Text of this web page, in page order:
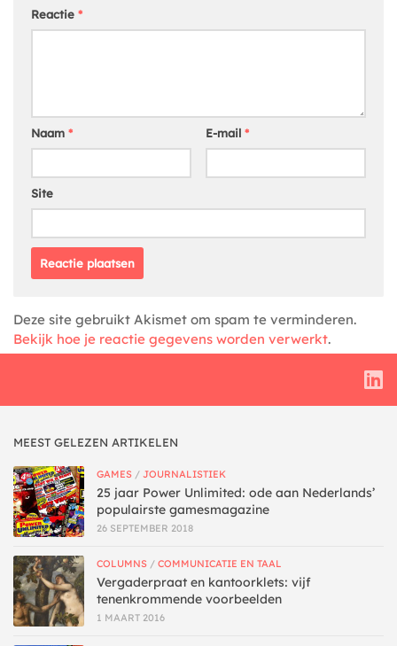
Reactie *
Naam * E-mail *
Site
Deze site gebruikt Akismet om spam te verminderen.
Bekijk hoe je reactie gegevens worden verwerkt.
MEEST GELEZEN ARTIKELEN
GAMES / JOURNALISTIEK
25 jaar Power Unlimited: ode aan Nederlands’
populairste gamesmagazine
26 SEPTEMBER 2018
COLUMNS / COMMUNICATIE EN TAAL
Vergaderpraat en kantoorklets: vijf
tenenkrommende voorbeelden
1 MAART 2016